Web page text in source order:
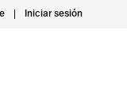
Iniciar sesión